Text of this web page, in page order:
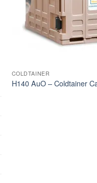
COLDTAINER
H140 AuO – Coldtainer